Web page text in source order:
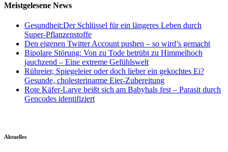
Meistgelesene News
Gesundheit:Der Schlüssel für ein längeres Leben durch
Super-Pflanzenstoffe
Den eigenen Twitter Account pushen – so wird’s gemacht
Bipolare Störung: Von zu Tode betrübt zu Himmelhoch
jauchzend – Eine extreme Gefühlswelt
Rühreier, Spiegeleier oder doch lieber ein gekochtes Ei?
Gesunde, cholesterinarme Eier-Zubereitung
Rote Käfer-Larve beißt sich am Babyhals fest – Parasit durch
Gencodes identifiziert
Aktuelles